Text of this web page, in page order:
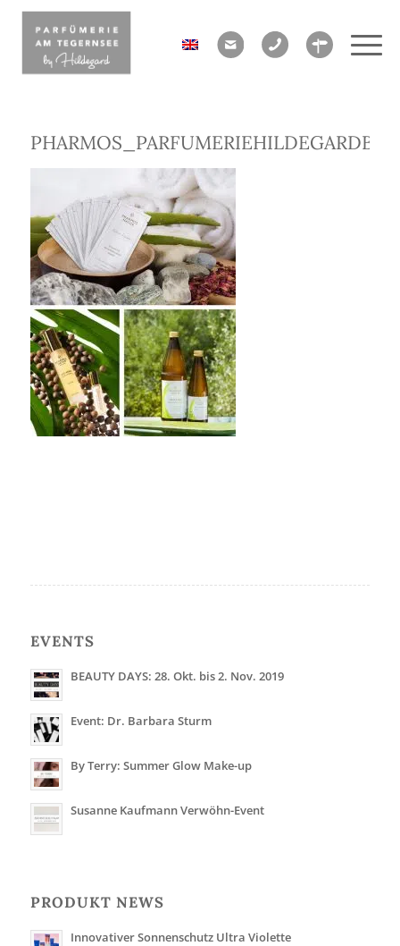
EVENTS
BEAUTY DAYS: 28. Okt. bis 2. Nov. 2019
Event: Dr. Barbara Sturm
By Terry: Summer Glow Make-up
Susanne Kaufmann Verwöhn-Event
PRODUKT NEWS
Innovativer Sonnenschutz Ultra Violette